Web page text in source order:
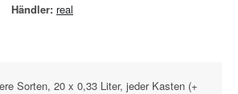
Händler: real
Sorten, 20 x 0,33 Liter, jeder Kasten (+